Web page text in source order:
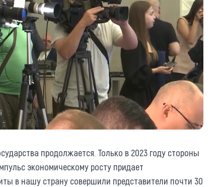
продолжается. Только в 2023 году стороны
экономическому росту придает
в нашу страну совершили представители почти 30